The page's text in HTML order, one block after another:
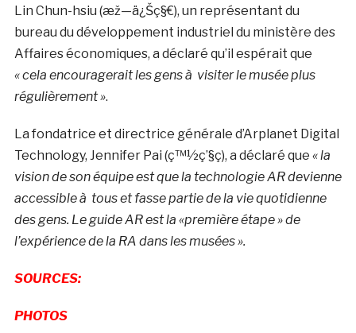
Lin Chun-hsiu (æž—ä¿Šç§€), un représentant du
bureau du développement industriel du ministère des
Affaires économiques, a déclaré qu’il espérait que
« cela encouragerait les gens à visiter le musée plus
régulièrement ».
La fondatrice et directrice générale d’Arplanet Digital
Technology, Jennifer Pai (ç™½ç’§ç), a déclaré que « la
vision de son équipe est que la technologie AR devienne
accessible à tous et fasse partie de la vie quotidienne
des gens. Le guide AR est la «première étape » de
l’expérience de la RA dans les musées ».
SOURCES:
PHOTOS